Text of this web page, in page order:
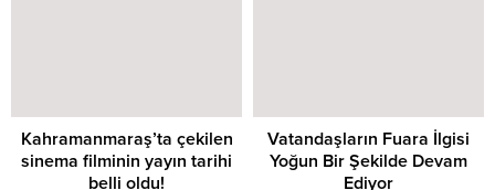
Kahramanmaraş’ta çekilen
sinema filminin yayın tarihi
belli oldu!
Vatandaşların Fuara İlgisi
Yoğun Bir Şekilde Devam
Ediyor